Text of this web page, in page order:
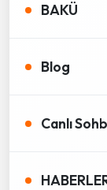
BAKÜ
Blog
Canlı